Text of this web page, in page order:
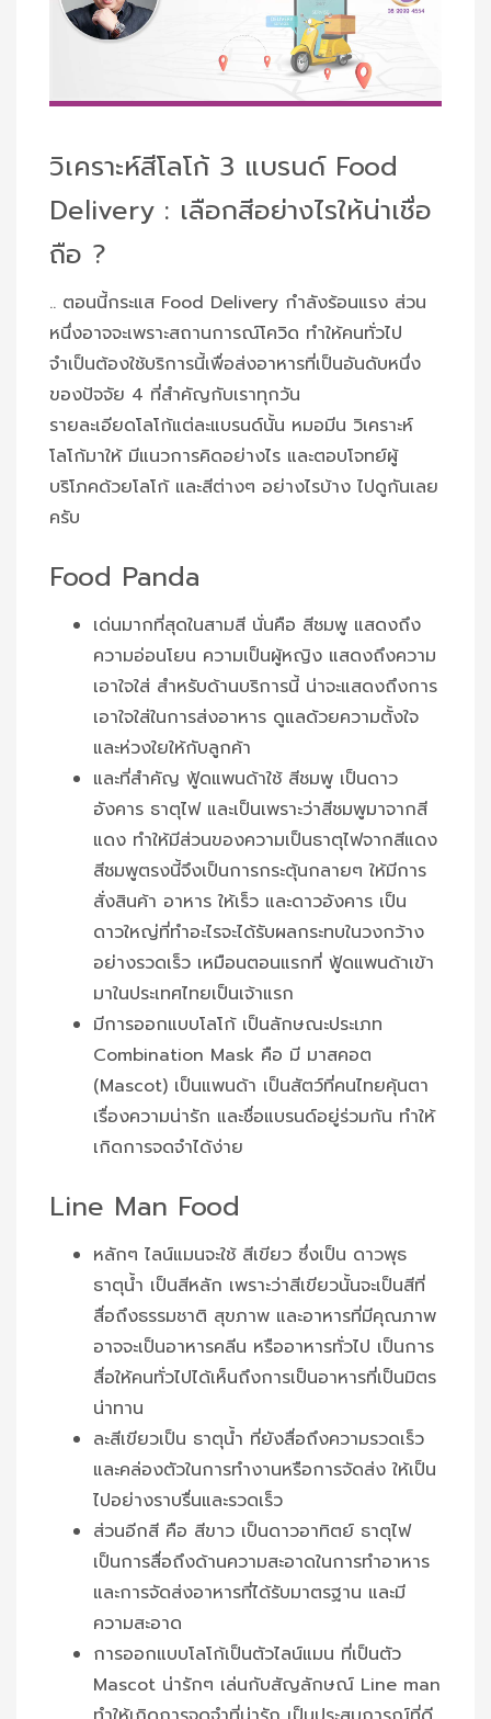
วิเคราะห์สีโลโก้ 3 แบรนด์ Food
Delivery : เลือกสีอย่างไรให้น่าเชื่อ
ถือ ?
.. ตอนนี้กระแส Food Delivery กำลังร้อนแรง ส่วน
หนึ่งอาจจะเพราะสถานการณ์โควิด ทำให้คนทั่วไป
จำเป็นต้องใช้บริการนี้เพื่อส่งอาหารที่เป็นอันดับหนึ่ง
ของปัจจัย 4 ที่สำคัญกับเราทุกวัน
รายละเอียดโลโก้แต่ละแบรนด์นั้น หมอมีน วิเคราะห์
โลโก้มาให้ มีแนวการคิดอย่างไร และตอบโจทย์ผู้
บริโภคด้วยโลโก้ และสีต่างๆ อย่างไรบ้าง ไปดูกันเลย
ครับ
Food Panda
เด่นมากที่สุดในสามสี นั่นคือ สีชมพู แสดงถึง
ความอ่อนโยน ความเป็นผู้หญิง แสดงถึงความ
เอาใจใส่ สำหรับด้านบริการนี้ น่าจะแสดงถึงการ
เอาใจใส่ในการส่งอาหาร ดูแลด้วยความตั้งใจ
และห่วงใยให้กับลูกค้า
และที่สำคัญ ฟู้ดแพนด้าใช้ สีชมพู เป็นดาว
อังคาร ธาตุไฟ และเป็นเพราะว่าสีชมพูมาจากสี
แดง ทำให้มีส่วนของความเป็นธาตุไฟจากสีแดง
สีชมพูตรงนี้จึงเป็นการกระตุ้นกลายๆ ให้มีการ
สั่งสินค้า อาหาร ให้เร็ว และดาวอังคาร เป็น
ดาวใหญ่ที่ทำอะไรจะได้รับผลกระทบในวงกว้าง
อย่างรวดเร็ว เหมือนตอนแรกที่ ฟู้ดแพนด้าเข้า
มาในประเทศไทยเป็นเจ้าแรก
มีการออกแบบโลโก้ เป็นลักษณะประเภท
Combination Mask คือ มี มาสคอต
(Mascot) เป็นแพนด้า เป็นสัตว์ที่คนไทยคุ้นตา
เรื่องความน่ารัก และชื่อแบรนด์อยู่ร่วมกัน ทำให้
เกิดการจดจำได้ง่าย
Line Man Food
หลักๆ ไลน์แมนจะใช้ สีเขียว ซึ่งเป็น ดาวพุธ
ธาตุน้ำ เป็นสีหลัก เพราะว่าสีเขียวนั้นจะเป็นสีที่
สื่อถึงธรรมชาติ สุขภาพ และอาหารที่มีคุณภาพ
อาจจะเป็นอาหารคลีน หรืออาหารทั่วไป เป็นการ
สื่อให้คนทั่วไปได้เห็นถึงการเป็นอาหารที่เป็นมิตร
น่าทาน
ละสีเขียวเป็น ธาตุน้ำ ที่ยังสื่อถึงความรวดเร็ว
และคล่องตัวในการทำงานหรือการจัดส่ง ให้เป็น
ไปอย่างราบรื่นและรวดเร็ว
ส่วนอีกสี คือ สีขาว เป็นดาวอาทิตย์ ธาตุไฟ
เป็นการสื่อถึงด้านความสะอาดในการทำอาหาร
และการจัดส่งอาหารที่ได้รับมาตรฐาน และมี
ความสะอาด
การออกแบบโลโก้เป็นตัวไลน์แมน ที่เป็นตัว
Mascot น่ารักๆ เล่นกับสัญลักษณ์ Line man